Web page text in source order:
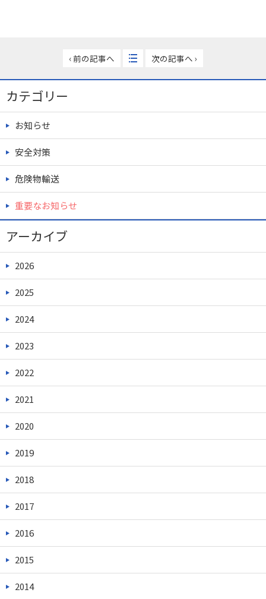
‹ 前の記事へ 次の記事へ ›
カテゴリー
お知らせ
安全対策
危険物輸送
重要なお知らせ
アーカイブ
2026
2025
2024
2023
2022
2021
2020
2019
2018
2017
2016
2015
2014